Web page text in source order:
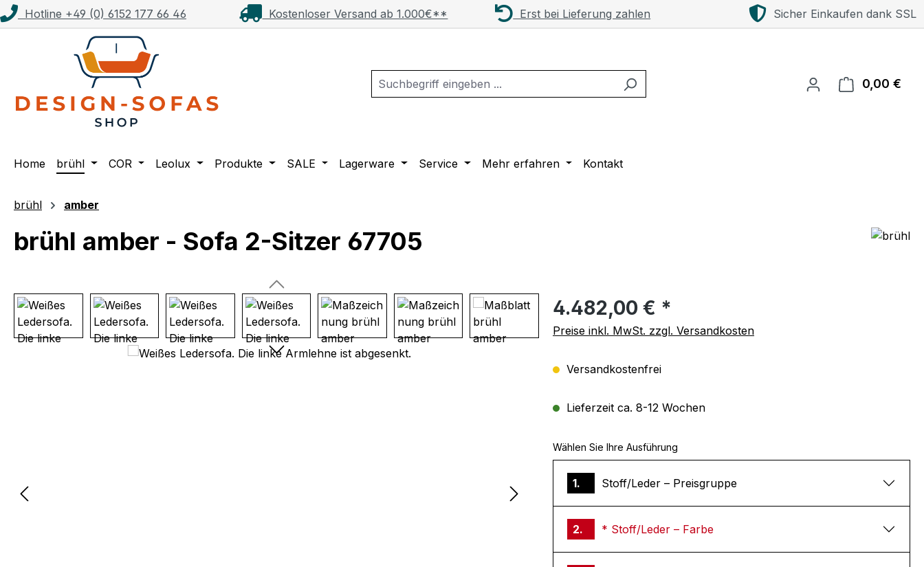
Hauptinhalt springen
Zur Suche springen
Zur Hauptnavigation springen
Hotline +49 (0) 6152 177 66 46 Kostenloser Versand ab 1.000€** Erst bei Lieferung zahlen Sicher Einkaufen dank SSL
0,00 €
Home brühl COR Leolux Produkte SALE Lagerware Service Mehr erfahren Kontakt
brühl amber
brühl amber - Sofa 2-Sitzer 67705
Bildergalerie überspringen Regulärer Preis:
4.482,00 € *
Preise inkl. MwSt. zzgl. Versandkosten
Versandkostenfrei
Lieferzeit ca. 8-12 Wochen
Wählen Sie Ihre Ausführung
1. Stoff/Leder – Preisgruppe
2. * Stoff/Leder – Farbe